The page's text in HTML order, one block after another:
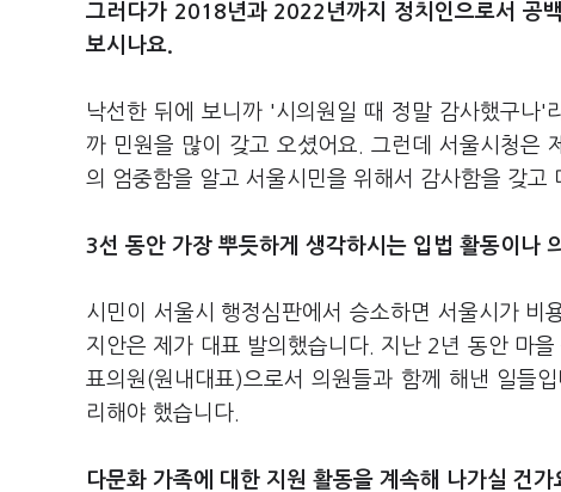
그러다가 2018년과 2022년까지 정치인으로서 공
보시나요.
낙선한 뒤에 보니까 '시의원일 때 정말 감사했구나'
까 민원을 많이 갖고 오셨어요. 그런데 서울시청은
의 엄중함을 알고 서울시민을 위해서 감사함을 갖고
3선 동안 가장 뿌듯하게 생각하시는 입법 활동이나
시민이 서울시 행정심판에서 승소하면 서울시가 비
지안은 제가 대표 발의했습니다. 지난 2년 동안 마
표의원(원내대표)으로서 의원들과 함께 해낸 일들
리해야 했습니다.
다문화 가족에 대한 지원 활동을 계속해 나가실 건가